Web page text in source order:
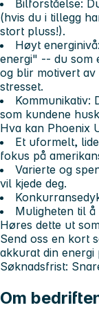
Bilforståelse:
(hvis du i tillegg
stort pluss!).
Høyt energinivå:
energi" -- du som
og blir motivert av
stresset.
Kommunikativ:
som kundene
Hva kan Phoenix
Et uformelt,
fokus på
Varierte og
vil kjede deg.
Muligheten til å
Høres dette ut
Send oss en kort
akkurat din energi
Søknadsfrist:
Om